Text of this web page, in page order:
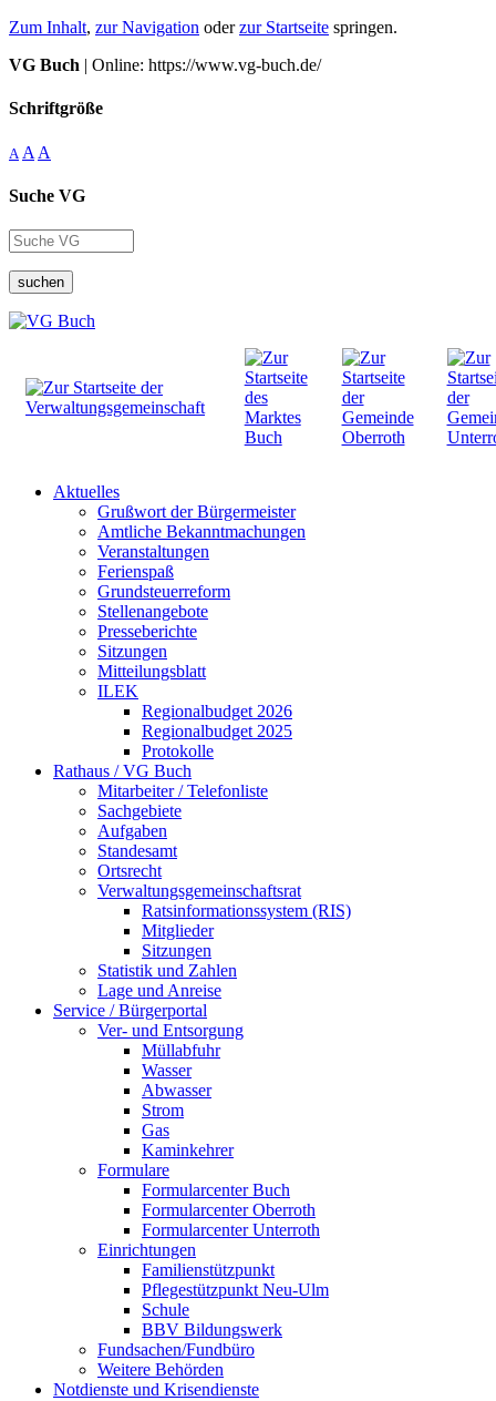
Zum Inhalt, zur Navigation oderzur Startseite springen.
VG Buch | Online: https://www.vg-buch.de/
Schriftgröße
A A A
Suche VG
suchen
Aktuelles
Grußwort der Bürgermeister
Amtliche Bekanntmachungen
Veranstaltungen
Ferienspaß
Grundsteuerreform
Stellenangebote
Presseberichte
Sitzungen
Mitteilungsblatt
ILEK
Regionalbudget 2026
Regionalbudget 2025
Protokolle
Rathaus / VG Buch
Mitarbeiter / Telefonliste
Sachgebiete
Aufgaben
Standesamt
Ortsrecht
Verwaltungsgemeinschaftsrat
Ratsinformationssystem (RIS)
Mitglieder
Sitzungen
Statistik und Zahlen
Lage und Anreise
Service / Bürgerportal
Ver- und Entsorgung
Müllabfuhr
Wasser
Abwasser
Strom
Gas
Kaminkehrer
Formulare
Formularcenter Buch
Formularcenter Oberroth
Formularcenter Unterroth
Einrichtungen
Familienstützpunkt
Pflegestützpunkt Neu-Ulm
Schule
BBV Bildungswerk
Fundsachen/Fundbüro
Weitere Behörden
Notdienste und Krisendienste